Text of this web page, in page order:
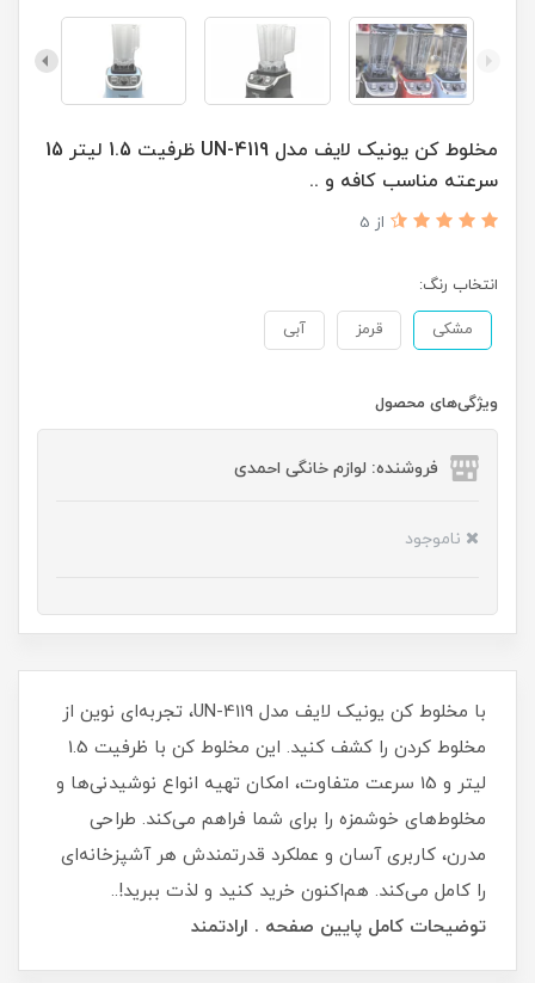
مخلوط کن یونیک لایف مدل UN-4119 ظرفیت 1.5 لیتر 15
سرعته مناسب کافه و ..
از 5
انتخاب رنگ:
مشکی قرمز آبی
ویژگی‌های محصول
فروشنده: لوازم خانگی احمدی
ناموجود
با مخلوط کن یونیک لایف مدل UN-4119، تجربه‌ای نوین از
مخلوط کردن را کشف کنید. این مخلوط کن با ظرفیت 1.5
لیتر و 15 سرعت متفاوت، امکان تهیه انواع نوشیدنی‌ها و
مخلوط‌های خوشمزه را برای شما فراهم می‌کند. طراحی
مدرن، کاربری آسان و عملکرد قدرتمندش هر آشپزخانه‌ای
را کامل می‌کند. هم‌اکنون خرید کنید و لذت ببرید!..
توضیحات کامل پایین صفحه . ارادتمند